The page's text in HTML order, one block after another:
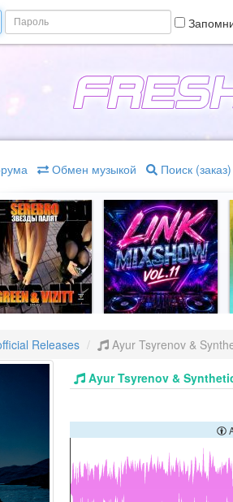
Пароль
Обмен музыкой Поиск (заказ)
Releases Ayur Tsyrenov &
Ayur Tsyrenov &